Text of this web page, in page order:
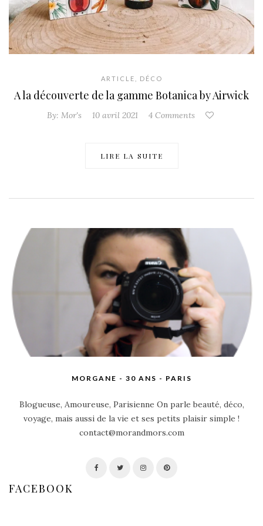
ARTICLE DÉCO
A la découverte de la gamme Botanica by Airwick
By: Mor's 10 avril 2021 4 Comments
LIRE LA SUITE
MORGANE - 30 ANS - PARIS
Blogueuse, Amoureuse, Parisienne On parle beauté, déco,
voyage, mais aussi de la vie et ses petits plaisir simple !
contact@morandmors.com
FACEBOOK